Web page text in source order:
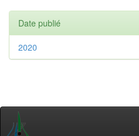
Date publié
2020